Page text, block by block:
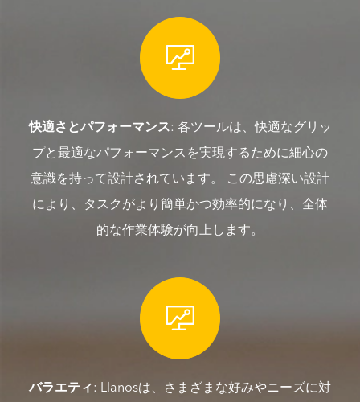

快適さとパフォーマンス: 各ツールは、快適なグリッ
プと最適なパフォーマンスを実現するために細心の
意識を持って設計されています。 この思慮深い設計
により、タスクがより簡単かつ効率的になり、全体
的な作業体験が向上します。

バラエティ: Llanosは、さまざまな好みやニーズに対